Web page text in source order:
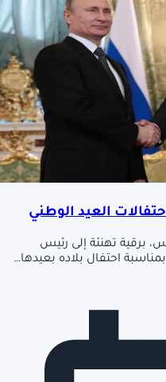
العيد الوطني
برقية تهنئة إلى رئيس
احتفال بلاده بعيدها…